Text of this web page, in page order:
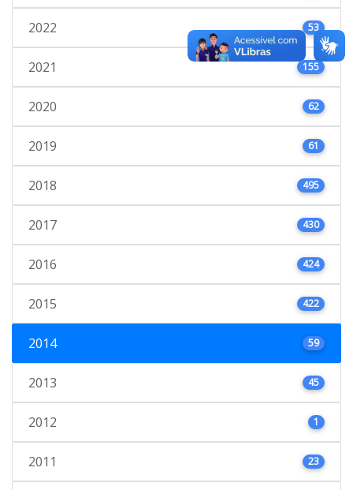
2022 53
2021 155
2020 62
2019 61
2018 495
2017 430
2016 424
2015 422
2014 59
2013 45
2012 1
2011 23